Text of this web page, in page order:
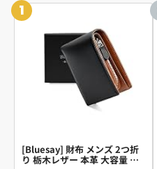
1
[Bluesay] 財布 メンズ 2つ折
り 栃木レザー 本革 大容量 二